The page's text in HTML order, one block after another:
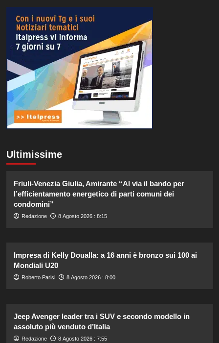
Ultimissime
Friuli-Venezia Giulia, Amirante “Al via il bando per
l’efficientamento energetico di parti comuni dei
condomini”
Redazione 8 Agosto 2026 : 8:15
Impresa di Kelly Doualla: a 16 anni è bronzo sui 100 ai
Mondiali U20
Roberto Parisi 8 Agosto 2026 : 8:00
Jeep Avenger leader tra i SUV e secondo modello in
assoluto più venduto d’Italia
Redazione 8 Agosto 2026 : 7:55